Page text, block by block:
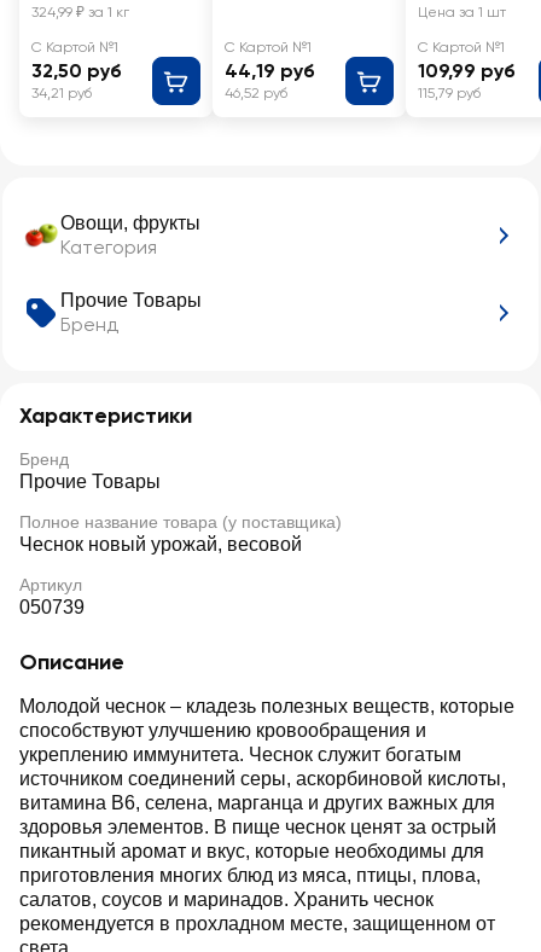
Овощи, фрукты
Категория
Прочие Товары
Бренд
Характеристики
Бренд
Прочие Товары
Полное название товара (у поставщика)
Чеснок новый урожай, весовой
Артикул
050739
Описание
Молодой чеснок – кладезь полезных веществ, которые
способствуют улучшению кровообращения и
укреплению иммунитета. Чеснок служит богатым
источником соединений серы, аскорбиновой кислоты,
витамина В6, селена, марганца и других важных для
здоровья элементов. В пище чеснок ценят за острый
пикантный аромат и вкус, которые необходимы для
приготовления многих блюд из мяса, птицы, плова,
салатов, соусов и маринадов. Хранить чеснок
рекомендуется в прохладном месте, защищенном от
света.
324,99 ₽ за 1 кг
С Картой №1
32,50 руб
34,21 руб
С Картой №1
44,19 руб
46,52 руб
Цена за 1 шт
С Картой №1
109,99 руб
115,79 руб